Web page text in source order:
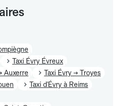
Taxi Évry Évreux
Auxerre
Taxi Évry → Troyes
Taxi d'Évry à Reims